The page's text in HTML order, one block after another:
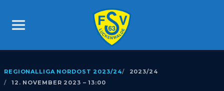
REGIONALLIGA NORDOST 2023/24
2023/24
12. NOVEMBER 2023 – 13:00